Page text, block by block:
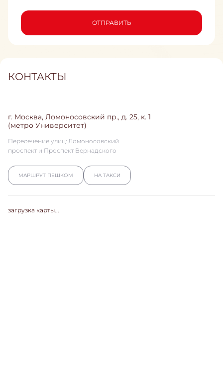
ОТПРАВИТЬ
КОНТАКТЫ
г. Москва, Ломоносовский пр., д. 25, к. 1
(метро Университет)
Пересечение улиц: Ломоносовский
проспект и Проспект Вернадского
МАРШРУТ ПЕШКОМ НА ТАКСИ
загрузка карты...